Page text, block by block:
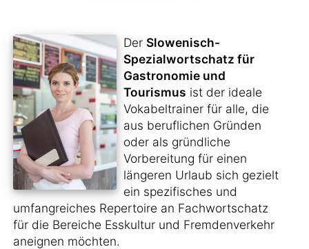
Der Slowenisch-
Spezialwortschatz für
Gastronomie und
Tourismus ist der ideale
Vokabeltrainer für alle, die
aus beruflichen Gründen
oder als gründliche
Vorbereitung für einen
längeren Urlaub sich gezielt
ein spezifisches und
umfangreiches Repertoire an Fachwortschatz
für die Bereiche Esskultur und Fremdenverkehr
aneignen möchten.